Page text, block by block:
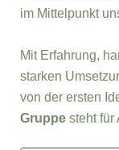
im Mittelpunkt
Mit Erfahrung,
starken
von der ersten
Gruppe steht für